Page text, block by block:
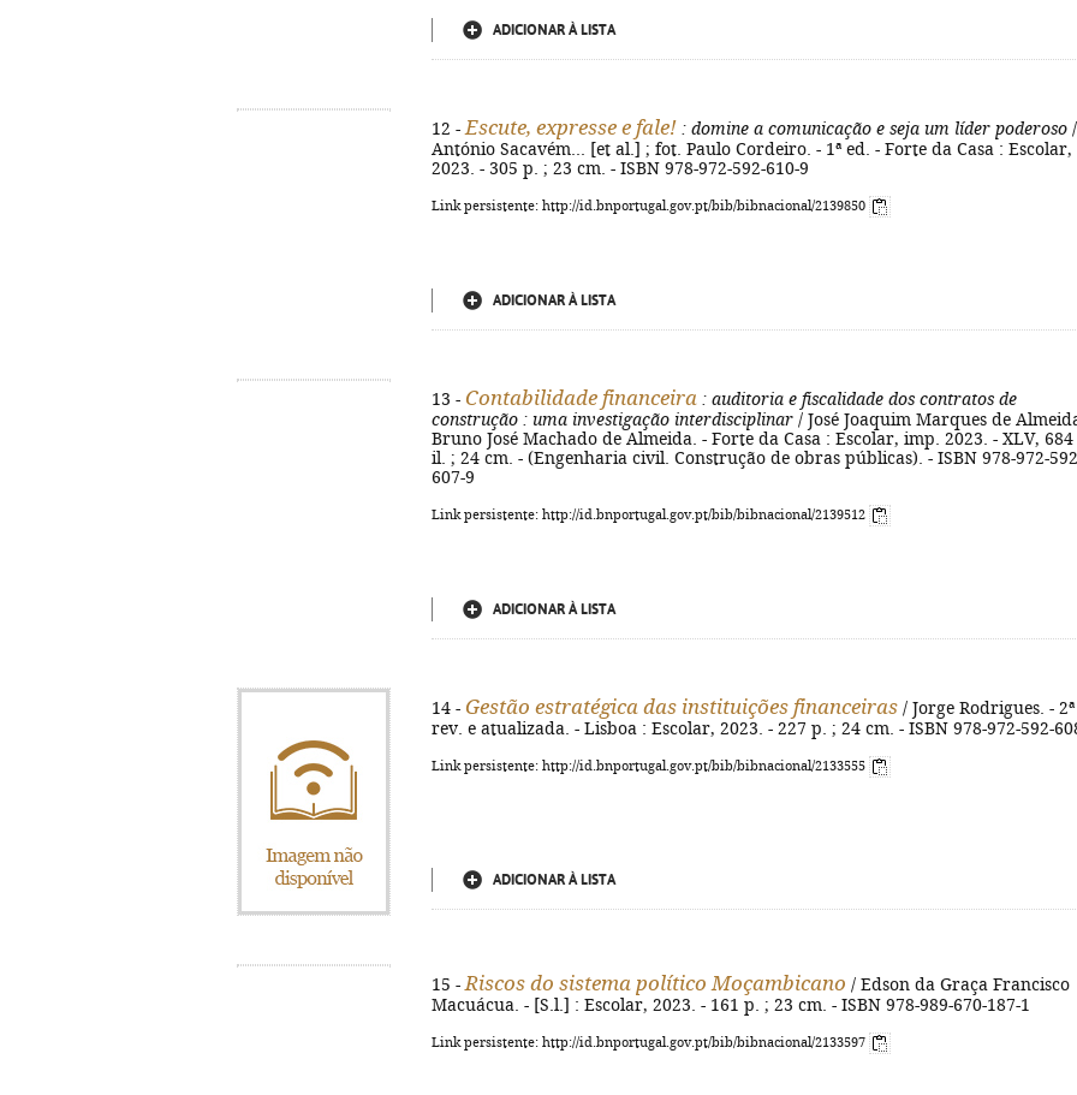
ADICIONAR À LISTA
12 - Escute, expresse e fale! : domine a comunicação e seja um líder poderoso /
António Sacavém... [et al.] ; fot. Paulo Cordeiro. - 1ª ed. - Forte da Casa : Escolar,
2023. - 305 p. ; 23 cm. - ISBN 978-972-592-610-9
Link persistente: http://id.bnportugal.gov.pt/bib/bibnacional/2139850
ADICIONAR À LISTA
13 - Contabilidade financeira : auditoria e fiscalidade dos contratos de
construção : uma investigação interdisciplinar / José Joaquim Marques de
Bruno José Machado de Almeida. - Forte da Casa : Escolar, imp. 2023. - XLV,
il. ; 24 cm. - (Engenharia civil. Construção de obras públicas). - ISBN 978-972-
607-9
Link persistente: http://id.bnportugal.gov.pt/bib/bibnacional/2139512
ADICIONAR À LISTA
14 - Gestão estratégica das instituições financeiras / Jorge Rodrigues. -
rev. e atualizada. - Lisboa : Escolar, 2023. - 227 p. ; 24 cm. - ISBN 978-972-592-
Link persistente: http://id.bnportugal.gov.pt/bib/bibnacional/2133555
ADICIONAR À LISTA
15 - Riscos do sistema político Moçambicano / Edson da Graça Francisco
Macuácua. - [S.l.] : Escolar, 2023. - 161 p. ; 23 cm. - ISBN 978-989-670-187-1
Link persistente: http://id.bnportugal.gov.pt/bib/bibnacional/2133597